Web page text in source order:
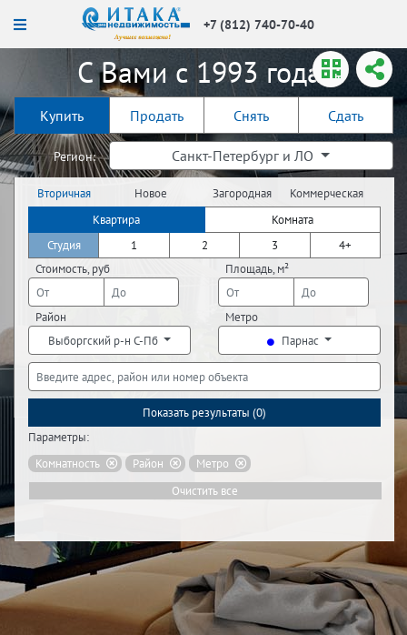
+7 (812) 740-70-40
С Вами с 1993 года!
Купить Продать Снять Сдать
Регион: Санкт-Петербург и ЛО
Вторичная
недвижимость
Новое
строительство
Загородная
недвижимость
Коммерческая
недвижимость
Квартира
Комната
Студия
1 2 3
4+
Стоимость, руб
Площадь, м²
Район
Выборгский р-н С-Пб
Метро
Парнас
Показать результаты (0)
Параметры:
Комнатность
Район
Метро
Очистить все